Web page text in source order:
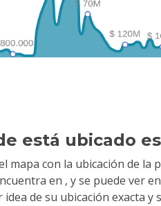
está ubicado
mapa con la ubicación de la
en , y se puede ver
idea de su ubicación exacta y